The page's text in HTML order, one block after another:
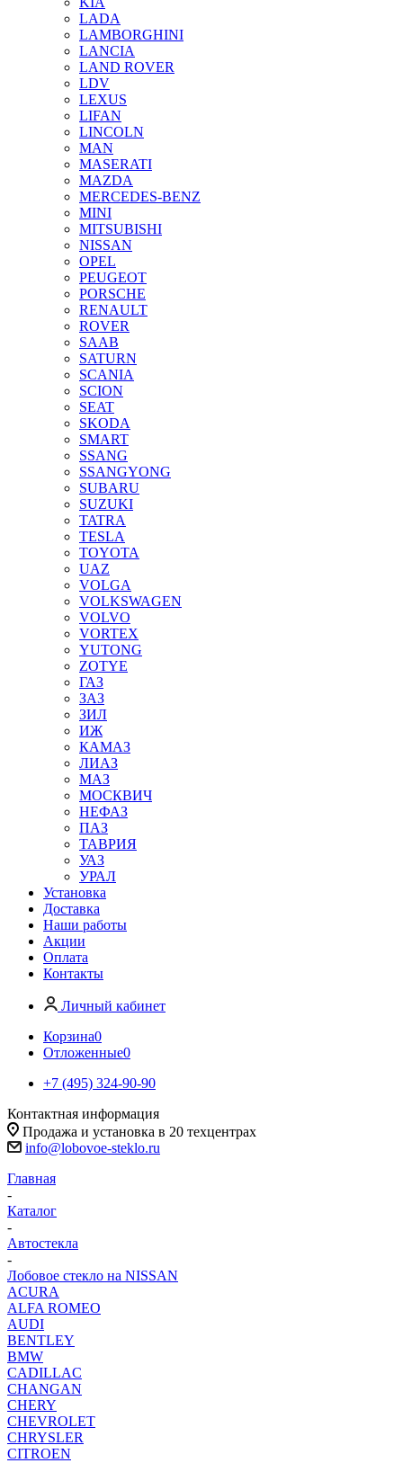
LADA
LAMBORGHINI
LANCIA
LAND ROVER
LDV
LEXUS
LIFAN
LINCOLN
MAN
MASERATI
MAZDA
MERCEDES-BENZ
MINI
MITSUBISHI
NISSAN
OPEL
PEUGEOT
PORSCHE
RENAULT
ROVER
SAAB
SATURN
SCANIA
SCION
SEAT
SKODA
SMART
SSANG
SSANGYONG
SUBARU
SUZUKI
TATRA
TESLA
TOYOTA
UAZ
VOLGA
VOLKSWAGEN
VOLVO
VORTEX
YUTONG
ZOTYE
ГАЗ
ЗАЗ
ЗИЛ
ИЖ
КАМАЗ
ЛИАЗ
МАЗ
МОСКВИЧ
НЕФАЗ
ПАЗ
ТАВРИЯ
УАЗ
УРАЛ
Установка
Доставка
Наши работы
Акции
Оплата
Контакты
Личный кабинет
Корзина0
Отложенные0
+7 (495) 324-90-90
Контактная информация
Продажа и установка в 20 техцентрах
info@lobovoe-steklo.ru
Главная
-
Каталог
-
Автостекла
-
Лобовое стекло на NISSAN
ACURA
ALFA ROMEO
AUDI
BENTLEY
BMW
CADILLAC
CHANGAN
CHERY
CHEVROLET
CHRYSLER
CITROEN